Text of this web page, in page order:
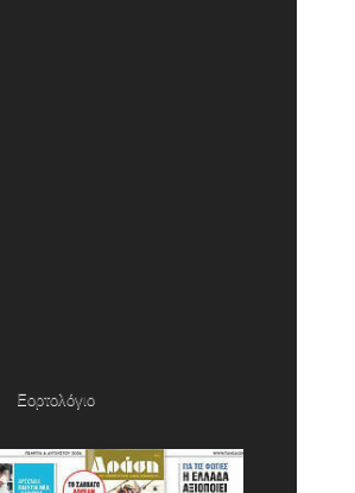
Εορτολόγιο